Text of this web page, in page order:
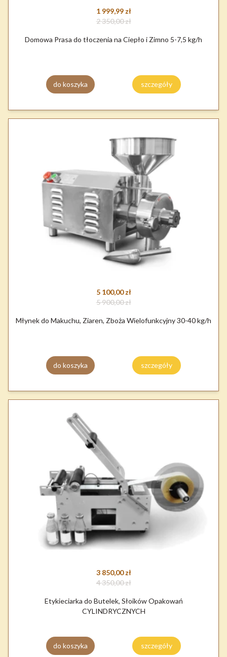
1 999,99 zł
2 350,00 zł
Domowa Prasa do tłoczenia na Ciepło i Zimno 5-7,5 kg/h
do koszyka szczegóły
5 100,00 zł
5 900,00 zł
Młynek do Makuchu, Ziaren, Zboża Wielofunkcyjny 30-40 kg/h
do koszyka szczegóły
3 850,00 zł
4 350,00 zł
Etykieciarka do Butelek, Słoików Opakowań
CYLINDRYCZNYCH
do koszyka szczegóły